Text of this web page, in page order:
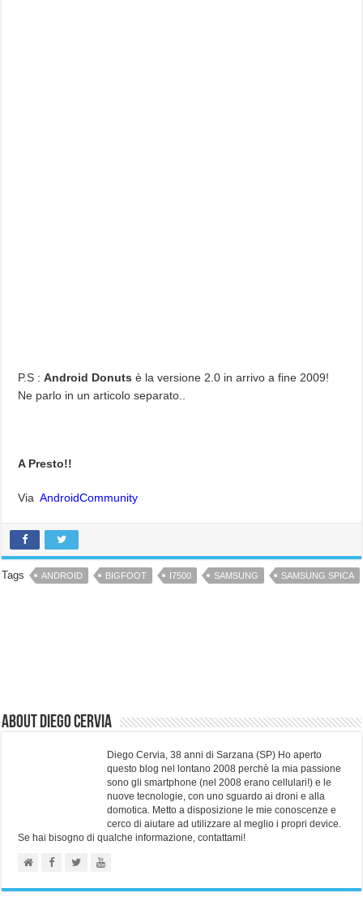
P.S :Android Donuts è la versione 2.0 in arrivo a fine 2009!
Ne parlo in un articolo separato..
A Presto!!
ViaAndroidCommunity
Tags ANDROID BIGFOOT I7500 SAMSUNG SAMSUNG SPICA
About Diego Cervia
Diego Cervia, 38 anni di Sarzana (SP) Ho aperto
questo blog nel lontano 2008 perchè la mia passione
sono gli smartphone (nel 2008 erano cellulari!) e le
nuove tecnologie, con uno sguardo ai droni e alla
domotica. Metto a disposizione le mie conoscenze e
cerco di aiutare ad utilizzare al meglio i propri device.
Se hai bisogno di qualche informazione, contattami!